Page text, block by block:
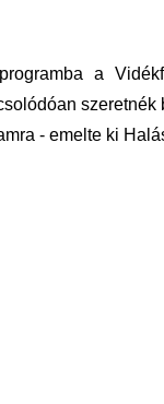
a
szeretnék
- emelte ki